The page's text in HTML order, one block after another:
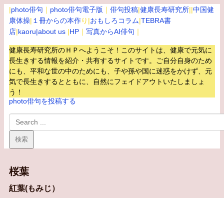
|photo俳句 ｜ photo俳句電子版 ｜ 俳句投稿|健康長寿研究所||中国健
康体操| １冊からの本作り|おもしろコラム|TEBRA書
店|kaoru|about us |HP ｜ 写真からAI俳句 ｜
健康長寿研究所のＨＰへようこそ！このサイトは、健康で元気に
長生きする情報を紹介・共有するサイトです。 ご自分自身のため
にも、平和な世の中のためにも、子や孫や国に迷惑をかけず、元
気で長生きするとともに、自然にフェイドアウトいたしましょ
う！
photo俳句を投稿する
桜葉
紅葉(もみじ）